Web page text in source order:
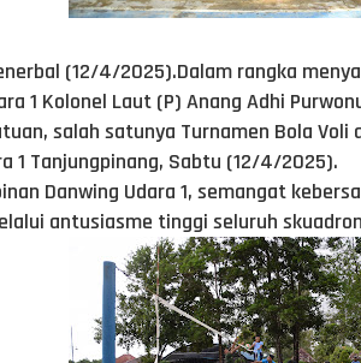
(12/4/2025).Dalam rangka
1 Kolonel Laut (P) Anang Adhi
salah satunya Turnamen Bola Voli
1 Tanjungpinang, Sabtu (12/4/2025).
Danwing Udara 1, semangat
antusiasme tinggi seluruh